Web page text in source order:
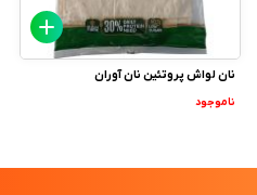
نان لواش پروتئین نان آوران
ناموجود